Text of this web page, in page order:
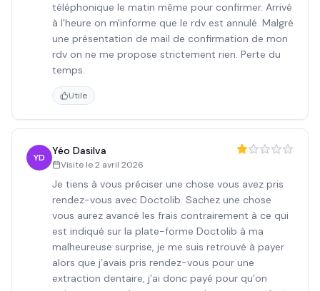
téléphonique le matin même pour confirmer. Arrivé
à l'heure on m'informe que le rdv est annulé. Malgré
une présentation de mail de confirmation de mon
rdv on ne me propose strictement rien. Perte du
temps.
Utile
YD
Yéo Dasilva
Visite le2 avril 2026
Je tiens à vous préciser une chose vous avez pris
rendez-vous avec Doctolib. Sachez une chose
vous aurez avancé les frais contrairement à ce qui
est indiqué sur la plate-forme Doctolib à ma
malheureuse surprise, je me suis retrouvé à payer
alors que j’avais pris rendez-vous pour une
extraction dentaire, j’ai donc payé pour qu’on